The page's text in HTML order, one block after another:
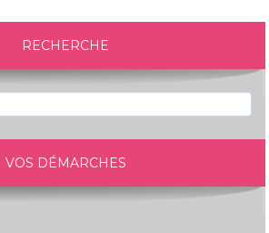
RECHERCHE
VOS DÉMARCHES